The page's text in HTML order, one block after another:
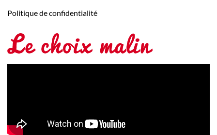
Politique de confidentialité